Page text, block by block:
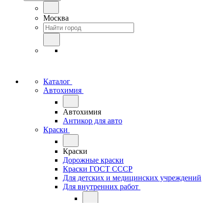
Москва
Каталог
Автохимия
Автохимия
Антикор для авто
Краски
Краски
Дорожные краски
Краски ГОСТ СССР
Для детских и медицинских учреждений
Для внутренних работ